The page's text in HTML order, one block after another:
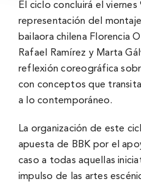
El ciclo concluirá el viernes
representación del
bailaora chilena Florencia
Rafael Ramírez y Marta
reflexión coreográfica
con conceptos que
a lo contemporáneo.
La organización de este
apuesta de BBK por el
caso a todas aquellas
impulso de las artes